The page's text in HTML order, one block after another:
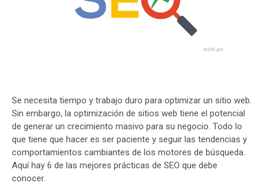
Se necesita tiempo y trabajo duro para optimizar un sitio web.
Sin embargo, la optimización de sitios web tiene el potencial
de generar un crecimiento masivo para su negocio. Todo lo
que tiene que hacer es ser paciente y seguir las tendencias y
comportamientos cambiantes de los motores de búsqueda.
Aquí hay 6 de las mejores prácticas de SEO que debe
conocer.